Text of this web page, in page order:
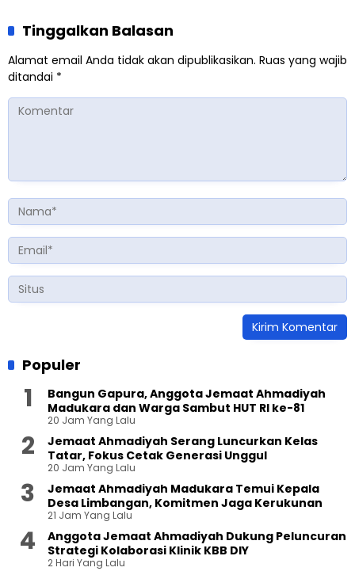
Tinggalkan Balasan
Alamat email Anda tidak akan dipublikasikan. Ruas yang wajib
ditandai *
Populer
Bangun Gapura, Anggota Jemaat Ahmadiyah
Madukara dan Warga Sambut HUT RI ke-81
20 Jam Yang Lalu
Jemaat Ahmadiyah Serang Luncurkan Kelas
Tatar, Fokus Cetak Generasi Unggul
20 Jam Yang Lalu
Jemaat Ahmadiyah Madukara Temui Kepala
Desa Limbangan, Komitmen Jaga Kerukunan
21 Jam Yang Lalu
Anggota Jemaat Ahmadiyah Dukung Peluncuran
Strategi Kolaborasi Klinik KBB DIY
2 Hari Yang Lalu